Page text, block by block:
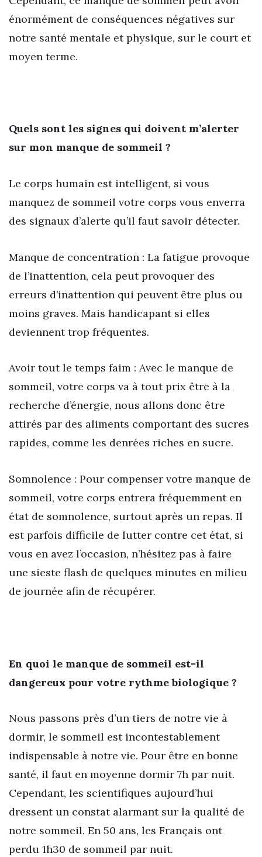
énormément de conséquences négatives sur
notre santé mentale et physique, sur le court et
moyen terme.
Quels sont les signes qui doivent m’alerter
sur mon manque de sommeil ?
Le corps humain est intelligent, si vous
manquez de sommeil votre corps vous enverra
des signaux d’alerte qu’il faut savoir détecter.
Manque de concentration : La fatigue provoque
de l’inattention, cela peut provoquer des
erreurs d’inattention qui peuvent être plus ou
moins graves. Mais handicapant si elles
deviennent trop fréquentes.
Avoir tout le temps faim : Avec le manque de
sommeil, votre corps va à tout prix être à la
recherche d’énergie, nous allons donc être
attirés par des aliments comportant des sucres
rapides, comme les denrées riches en sucre.
Somnolence : Pour compenser votre manque de
sommeil, votre corps entrera fréquemment en
état de somnolence, surtout après un repas. Il
est parfois difficile de lutter contre cet état, si
vous en avez l’occasion, n’hésitez pas à faire
une sieste flash de quelques minutes en milieu
de journée afin de récupérer.
En quoi le manque de sommeil est-il
dangereux pour votre rythme biologique ?
Nous passons près d’un tiers de notre vie à
dormir, le sommeil est incontestablement
indispensable à notre vie. Pour être en bonne
santé, il faut en moyenne dormir 7h par nuit.
Cependant, les scientifiques aujourd’hui
dressent un constat alarmant sur la qualité de
notre sommeil. En 50 ans, les Français ont
perdu 1h30 de sommeil par nuit.